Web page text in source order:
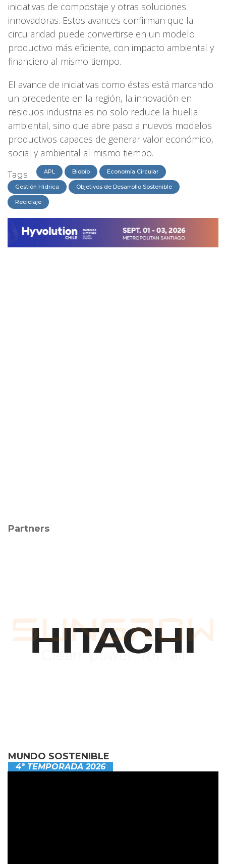
iniciativas de compostaje y otras soluciones
innovadoras. Estos avances confirman que la
circularidad puede convertirse en un modelo
productivo más eficiente, con impacto ambiental y
financiero al mismo tiempo.
El avance de iniciativas como éstas está marcando
un precedente en la región, la innovación en
residuos industriales no solo reduce la huella
ambiental, sino que abre paso a nuevos modelos
productivos capaces de generar valor económico,
social y ambiental al mismo tiempo.
Tags: APL Biobío Economía Circular
Gestión Hídrica Objetivos de Desarrollo Sostenible
Reciclaje
Partners
MUNDO SOSTENIBLE
4ª TEMPORADA 2026